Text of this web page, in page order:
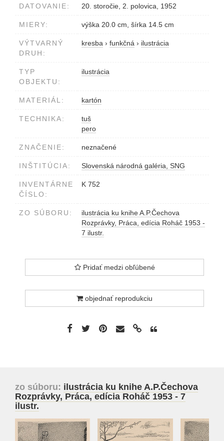
DATOVANIE: 20. storočie, 2. polovica, 1952
MIERY: výška 20.0 cm, šírka 14.5 cm
VÝTVARNÝ
DRUH:
kresba › funkčná › ilustrácia
TYP
OBJEKTU:
ilustrácia
MATERIÁL: kartón
TECHNIKA:
tuš
pero
ZNAČENIE: neznačené
INŠTITÚCIA: Slovenská národná galéria, SNG
INVENTÁRNE
ČÍSLO:
K 752
ZO SÚBORU:
ilustrácia ku knihe A.P.Čechova
Rozprávky, Práca, edícia Roháč 1953 -
7 ilustr.
Pridať medzi obľúbené
objednať reprodukciu
zo súboru: ilustrácia ku knihe A.P.Čechova
Rozprávky, Práca, edícia Roháč 1953 - 7
ilustr.